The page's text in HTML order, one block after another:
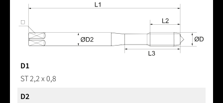
D1
ST 2,2 x 0,8
D2